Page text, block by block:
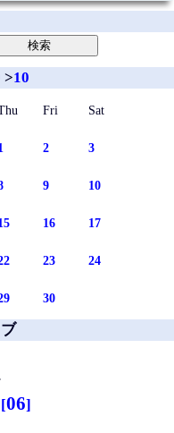
>10
Fri Sat
2 3
9 10
16 17
23 24
30
06